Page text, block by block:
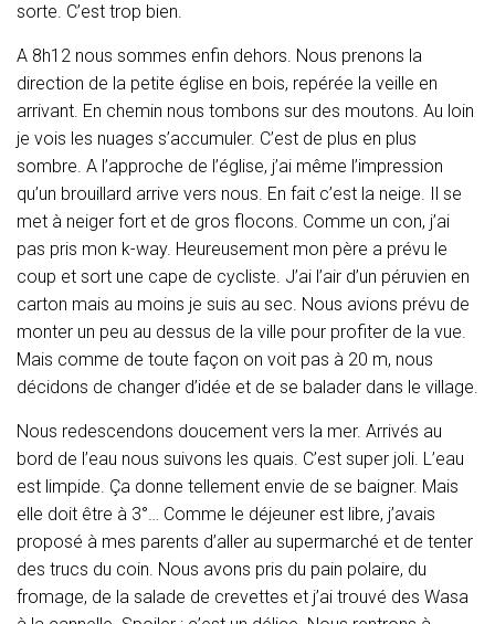
sorte. C’est trop bien.
A 8h12 nous sommes enfin dehors. Nous prenons la
direction de la petite église en bois, repérée la veille en
arrivant. En chemin nous tombons sur des moutons. Au loin
je vois les nuages s’accumuler. C’est de plus en plus
sombre. A l’approche de l’église, j’ai même l’impression
qu’un brouillard arrive vers nous. En fait c’est la neige. Il se
met à neiger fort et de gros flocons. Comme un con, j’ai
pas pris mon k-way. Heureusement mon père a prévu le
coup et sort une cape de cycliste. J’ai l’air d’un péruvien en
carton mais au moins je suis au sec. Nous avions prévu de
monter un peu au dessus de la ville pour profiter de la vue.
Mais comme de toute façon on voit pas à 20 m, nous
décidons de changer d’idée et de se balader dans le village.
Nous redescendons doucement vers la mer. Arrivés au
bord de l’eau nous suivons les quais. C’est super joli. L’eau
est limpide. Ça donne tellement envie de se baigner. Mais
elle doit être à 3°… Comme le déjeuner est libre, j’avais
proposé à mes parents d’aller au supermarché et de tenter
des trucs du coin. Nous avons pris du pain polaire, du
fromage, de la salade de crevettes et j’ai trouvé des Wasa